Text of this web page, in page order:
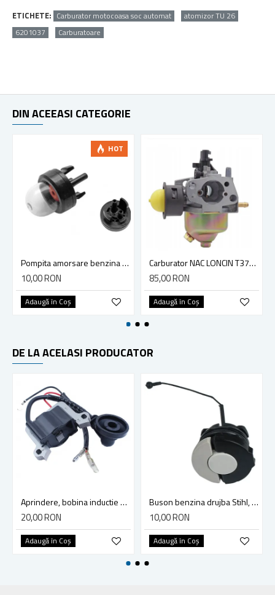
ETICHETE: Carburator motocoasa soc automat
atomizor TU 26
6201037
Carburatoare
DIN ACEEASI CATEGORIE
HOT
Pompita amorsare benzina universala
10,00 RON
Adaugă în Coş
Carburator NAC LONCIN T375 T475 T575 OHV
85,00 RON
Adaugă în Coş
DE LA ACELASI PRODUCATOR
Aprindere, bobina inductie motocoasa chinezeasca TL43 TL 52, Ruris Dac 210, Dac 310
20,00 RON
Adaugă în Coş
Buson benzina drujba Stihl, model cu clapeta
10,00 RON
Adaugă în Coş